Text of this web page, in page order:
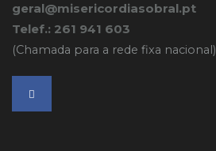
geral@misericordiasobral.pt
Telef.: 261 941 603
(Chamada para a rede fixa nacional)